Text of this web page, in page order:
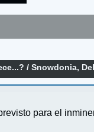
/Snowdonia,
para el